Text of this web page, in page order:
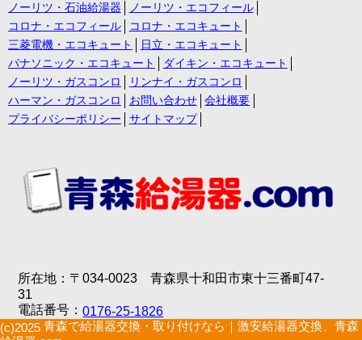
ノーリツ・石油給湯器
ノーリツ・エコフィール
コロナ・エコフィール
コロナ・エコキュート
三菱電機・エコキュート
日立・エコキュート
パナソニック・エコキュート
ダイキン・エコキュート
ノーリツ・ガスコンロ
リンナイ・ガスコンロ
ハーマン・ガスコンロ
お問い合わせ
会社概要
プライバシーポリシー
サイトマップ
所在地：〒034-0023 青森県十和田市東十三番町47-
31
電話番号：0176-25-1826
(c)2025 青森で給湯器交換・取り付けなら｜激安給湯器交換、青森